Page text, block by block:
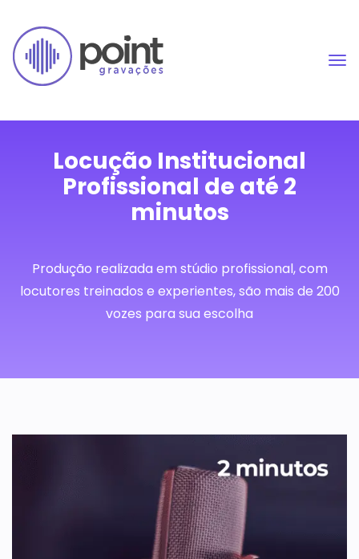
Locução Institucional
Profissional de até 2
minutos
Produção realizada em stúdio profissional, com
locutores treinados e experientes, são mais de 200
vozes para sua escolha